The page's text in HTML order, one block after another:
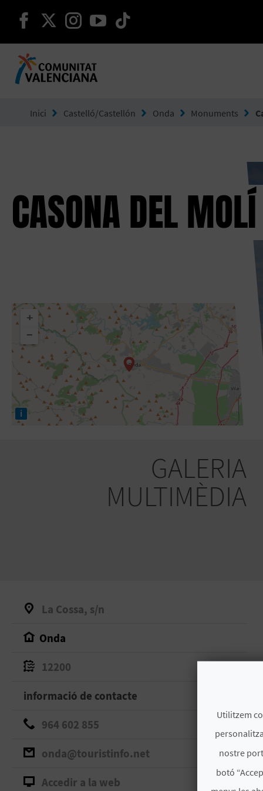
seguir en facebook
seguir en twitter
seguir en instagram
seguir en youtube
Inici Castelló/Castellón Onda Monuments
CASONA DEL
+
−
i
GALERIA
MULTIMÈDIA
La Cossa, s/n
Onda
12200
informació de contacte
964 602 855
onda@touristinfo.net
Accedir a la web
Utilitzem
nostre
botó